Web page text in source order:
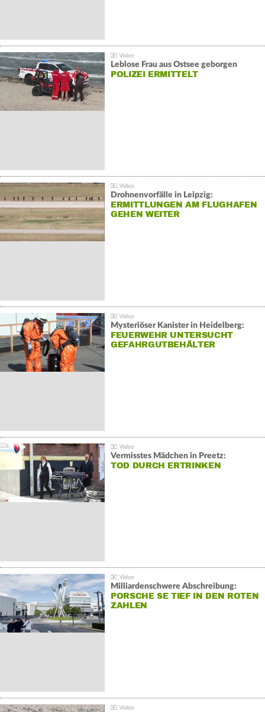
Leblose Frau aus Ostsee geborgen
POLIZEI ERMITTELT
Drohnenvorfälle in Leipzig:
ERMITTLUNGEN AM FLUGHAFEN
GEHEN WEITER
Mysteriöser Kanister in Heidelberg:
FEUERWEHR UNTERSUCHT
GEFAHRGUTBEHÄLTER
Vermisstes Mädchen in Preetz:
TOD DURCH ERTRINKEN
Milliardenschwere Abschreibung:
PORSCHE SE TIEF IN DEN ROTEN
ZAHLEN